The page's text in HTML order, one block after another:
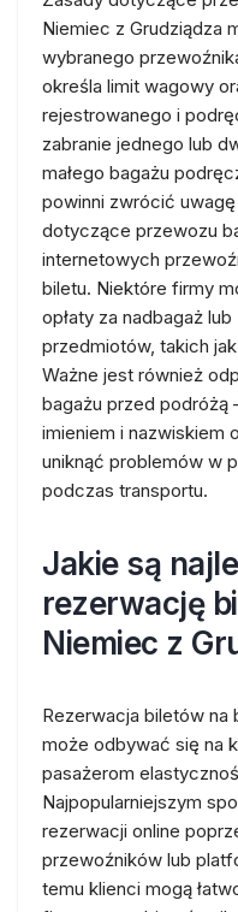
Niemiec z Grudziądza
wybranego
określa limit wagowy
rejestrowanego i
zabranie jednego lub
małego bagażu
powinni zwrócić
dotyczące przewozu
internetowych
biletu. Niektóre firmy
opłaty za nadbagaż
przedmiotów, takich
Ważne jest również
bagażu przed podróżą
imieniem i nazwiskiem
uniknąć problemów w
podczas transportu.
Jakie są
rezerwację
Niemiec z
Rezerwacja biletów na
może odbywać się na
pasażerom
Najpopularniejszym
rezerwacji online
przewoźników lub
temu klienci mogą